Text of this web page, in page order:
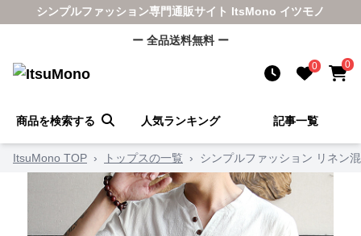
シンプルファッション専門通販サイト ItsMono イツモノ
ー 全品送料無料 ー
0 0
商品を検索する 人気ランキング 記事一覧
ItsuMono TOP › トップスの一覧 › シンプルファッション リネン